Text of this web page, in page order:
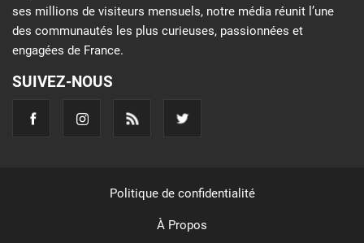
ses millions de visiteurs mensuels, notre média réunit l’une
des communautés les plus curieuses, passionnées et
engagées de France.
SUIVEZ-NOUS
Politique de confidentialité
À Propos